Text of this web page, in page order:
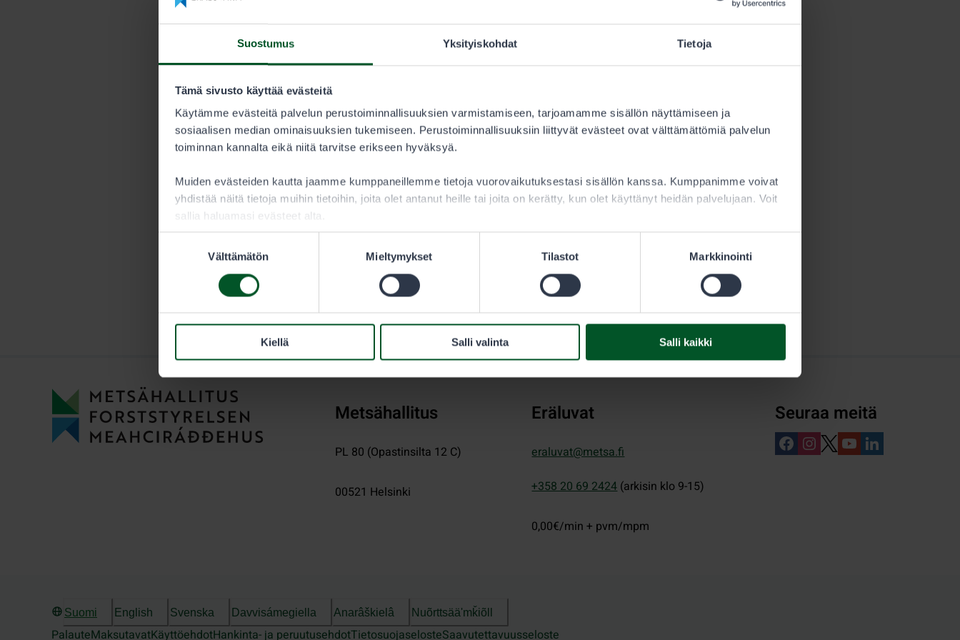
Suostumus Yksityiskohdat Tietoja
Tämä sivusto käyttää evästeitä
Käytämme evästeitä palvelun perustoiminnallisuuksien varmistamiseen, tarjoamamme sisällön näyttämiseen ja
sosiaalisen median ominaisuuksien tukemiseen. Perustoiminnallisuuksiin liittyvät evästeet ovat välttämättömiä palvelun
toiminnan kannalta eikä niitä tarvitse erikseen hyväksyä.
Muiden evästeiden kautta jaamme kumppaneillemme tietoja vuorovaikutuksestasi sisällön kanssa. Kumppanimme voivat
yhdistää näitä tietoja muihin tietoihin, joita olet antanut heille tai joita on kerätty, kun olet käyttänyt heidän palvelujaan. Voit
sallia haluamasi evästeet alta.
Välttämätön Mieltymykset Tilastot Markkinointi
Kiellä Salli valinta Salli kaikki
KESTO LUVAN KÄYTTÄJÄ
Kausi
Metsästäjän tulee aina tarkistaa sallitut saalislajit lupaehdoista.
Metsähallitus
PL 80 (Opastinsilta 12 C)
00521 Helsinki
Eräluvat
eraluvat@metsa.fi
+358 20 69 2424(arkisin klo 9-15)
0,00€/min + pvm/mpm
Seuraa meitä
Suomi English Svenska Davvisámegiella Anarâškielâ Nuõrttsääʹmǩiõll
PalauteMaksutavatKäyttöehdotHankinta- ja peruutusehdotTietosuojaselosteSaavutettavuusseloste